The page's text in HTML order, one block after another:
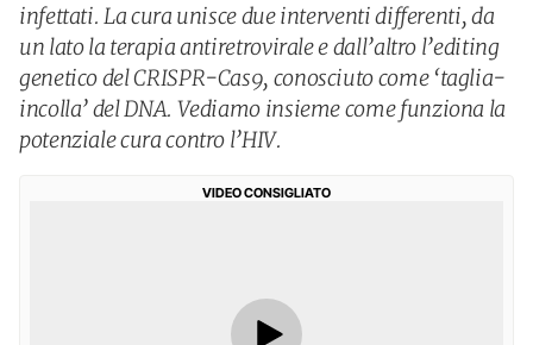
infettati. La cura unisce due interventi differenti, da
un lato la terapia antiretrovirale e dall’altro l’editing
genetico del CRISPR-Cas9, conosciuto come ‘taglia-
incolla’ del DNA. Vediamo insieme come funziona la
potenziale cura contro l’HIV.
VIDEO CONSIGLIATO